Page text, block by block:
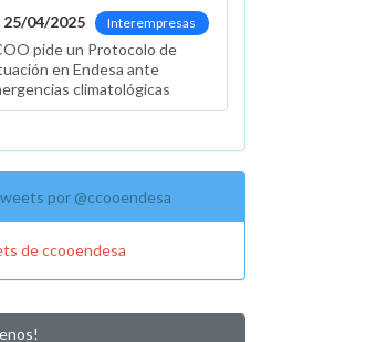
Interempresas
25/04/2025
pide un Protocolo de
en Endesa ante
climatológicas
por @ccooendesa
de ccooendesa